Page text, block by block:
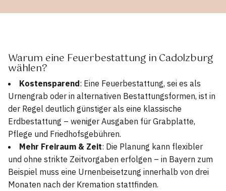
Warum eine Feuerbestattung in Cadolzburg
wählen?
Kostensparend: Eine Feuerbestattung, sei es als
Urnengrab oder in alternativen Bestattungsformen, ist in
der Regel deutlich günstiger als eine klassische
Erdbestattung – weniger Ausgaben für Grabplatte,
Pflege und Friedhofsgebühren.
Mehr Freiraum & Zeit: Die Planung kann flexibler
und ohne strikte Zeitvorgaben erfolgen – in Bayern zum
Beispiel muss eine Urnenbeisetzung innerhalb von drei
Monaten nach der Kremation stattfinden.